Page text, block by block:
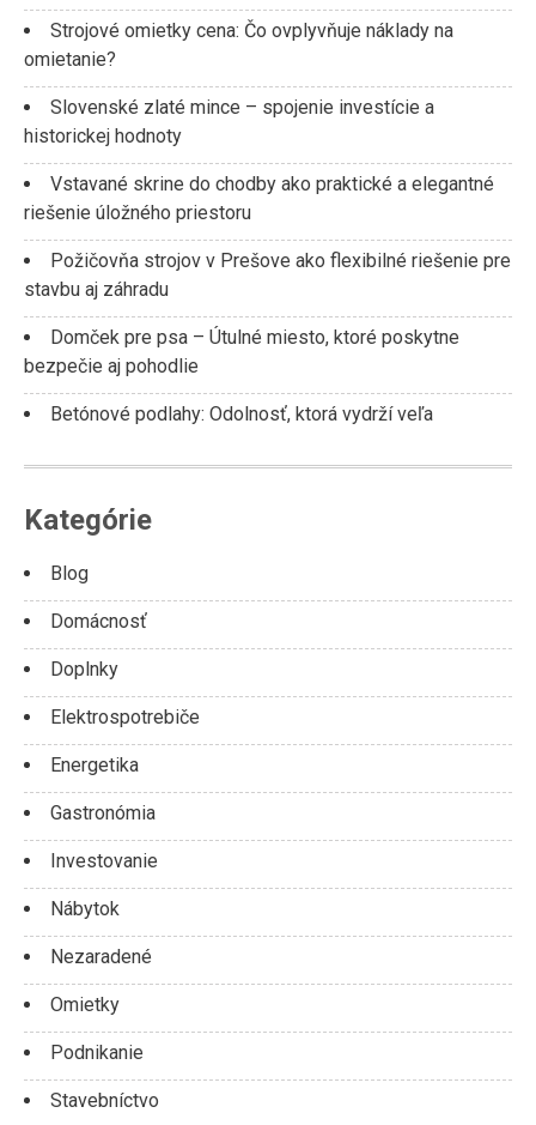
Strojové omietky cena: Čo ovplyvňuje náklady na
omietanie?
Slovenské zlaté mince – spojenie investície a
historickej hodnoty
Vstavané skrine do chodby ako praktické a elegantné
riešenie úložného priestoru
Požičovňa strojov v Prešove ako flexibilné riešenie pre
stavbu aj záhradu
Domček pre psa – Útulné miesto, ktoré poskytne
bezpečie aj pohodlie
Betónové podlahy: Odolnosť, ktorá vydrží veľa
Kategórie
Blog
Domácnosť
Doplnky
Elektrospotrebiče
Energetika
Gastronómia
Investovanie
Nábytok
Nezaradené
Omietky
Podnikanie
Stavebníctvo